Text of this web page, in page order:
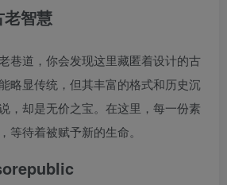
智慧
巷道，你会发现这里藏匿着设计的古
略显传统，但其丰富的格式和历史沉
，却是无价之宝。在这里，每一份素
等待着被赋予新的生命。